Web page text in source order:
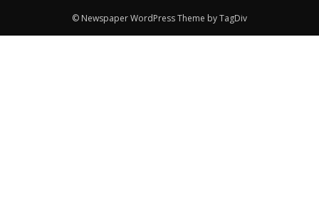
© Newspaper WordPress Theme by TagDiv